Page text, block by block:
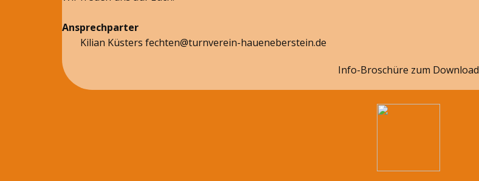
Ansprechparter
Kilian Küsters fechten@turnverein-haueneberstein.de
Info-Broschüre zum Download